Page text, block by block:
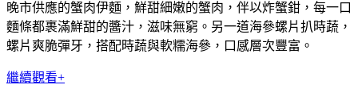
晚市供應的蟹肉伊麵，鮮甜細嫩的蟹肉，伴以炸蟹鉗，每一口
麵條都裹滿鮮甜的醬汁，滋味無窮。另一道海參螺片扒時蔬，
螺片爽脆彈牙，搭配時蔬與軟糯海參，口感層次豐富。
繼續觀看+